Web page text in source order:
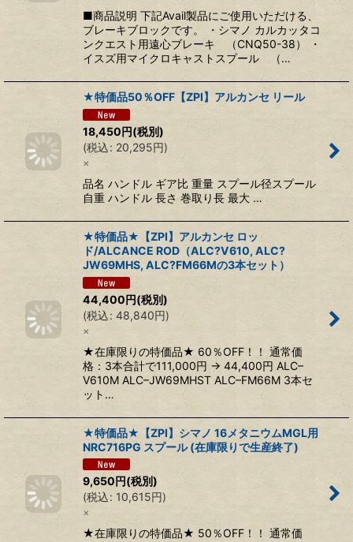
■商品説明 下記Avail製品にご使用いただける、
ブレーキブロックです。 ・シマノ カルカッタコ
ンクエスト用遠心ブレーキ （CNQ50-38） ・
イスズ用マイクロキャストスプール （…
★特価品50％OFF【ZPI】アルカンセ リール
18,450円(税別)
(税込: 20,295円)
×
品名 ハンドル ギア比 重量 スプール径スプール
自重 ハンドル 長さ 巻取り長 最大 …
★特価品★【ZPI】アルカンセ ロッ
ド/ALCANCE ROD（ALC?V610, ALC?
JW69MHS, ALC?FM66Mの3本セット）
44,400円(税別)
(税込: 48,840円)
×
★在庫限りの特価品★ 60％OFF！！ 通常価
格：3本合計で111,000円 → 44,400円 ALC–
V610M ALC–JW69MHST ALC–FM66M 3本セ
ット…
★特価品★【ZPI】シマノ 16メタニウムMGL用
NRC716PG スプール (在庫限りで生産終了)
9,650円(税別)
(税込: 10,615円)
×
★在庫限りの特価品★ 50％OFF！！ 通常価